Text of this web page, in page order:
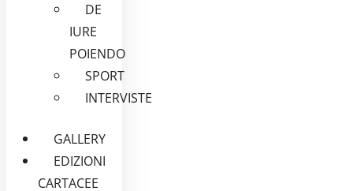
DE
IURE
POIENDO
SPORT
INTERVISTE
GALLERY
EDIZIONI
CARTACEE